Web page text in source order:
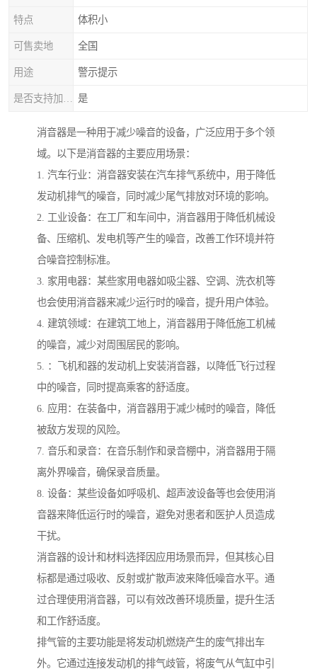
特点 体积小
可售卖地 全国
用途 警示提示
是
消音器是一种用于减少噪音的设备，广泛应用于多个领
域。以下是消音器的主要应用场景：
1. 汽车行业：消音器安装在汽车排气系统中，用于降低
发动机排气的噪音，同时减少尾气排放对环境的影响。
2. 工业设备：在工厂和车间中，消音器用于降低机械设
备、压缩机、发电机等产生的噪音，改善工作环境并符
合噪音控制标准。
3. 家用电器：某些家用电器如吸尘器、空调、洗衣机等
也会使用消音器来减少运行时的噪音，提升用户体验。
4. 建筑领域：在建筑工地上，消音器用于降低施工机械
的噪音，减少对周围居民的影响。
5. ：飞机和器的发动机上安装消音器，以降低飞行过程
中的噪音，同时提高乘客的舒适度。
6. 应用：在装备中，消音器用于减少械时的噪音，降低
被敌方发现的风险。
7. 音乐和录音：在音乐制作和录音棚中，消音器用于隔
离外界噪音，确保录音质量。
8. 设备：某些设备如呼吸机、超声波设备等也会使用消
音器来降低运行时的噪音，避免对患者和医护人员造成
干扰。
消音器的设计和材料选择因应用场景而异，但其核心目
标都是通过吸收、反射或扩散声波来降低噪音水平。通
过合理使用消音器，可以有效改善环境质量，提升生活
和工作舒适度。
排气管的主要功能是将发动机燃烧产生的废气排出车
外。它通过连接发动机的排气歧管，将废气从气缸中引